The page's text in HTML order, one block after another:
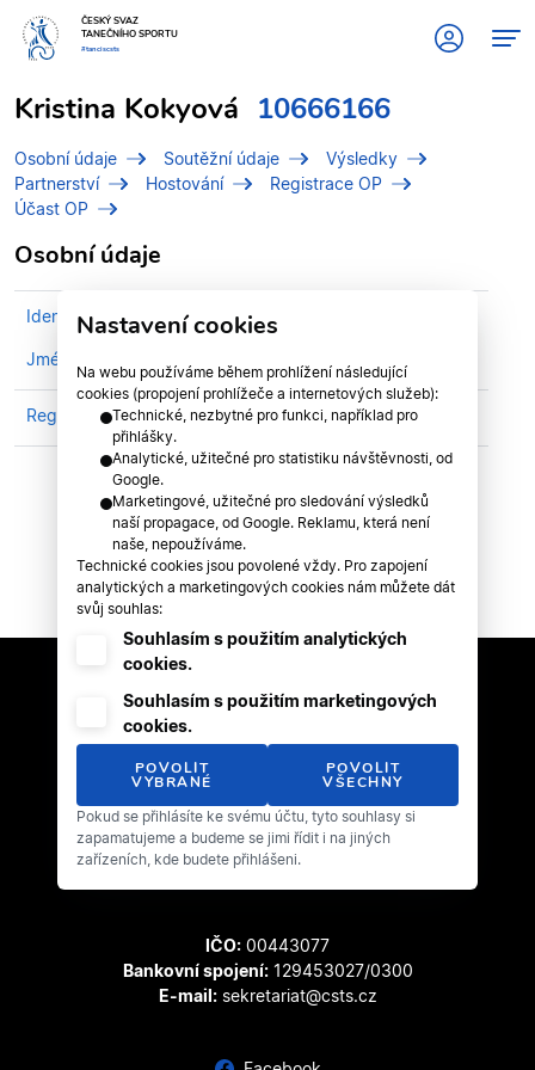
ČESKÝ SVAZ
TANEČNÍHO SPORTU
#tanciscsts
Kristina Kokyová 10666166
Osobní údaje Soutěžní údaje
Výsledky
Partnerství
Hostování
Registrace OP
Účast OP
Osobní údaje
Identifikační číslo (IDT)
Jméno
Registrován v klubu TK MORAVIA STARLET Brno
Český svaz tanečního sportu
Zátopkova 100/2
169 00 Praha 6 - Břevnov
IČO: 00443077
Bankovní spojení:129453027/0300
E-mail:sekretariat@csts.cz
Nastavení cookies
Na webu používáme během prohlížení následující
cookies (propojení prohlížeče a internetových služeb):
Technické, nezbytné pro funkci, například pro
přihlášky.
Analytické, užitečné pro statistiku návštěvnosti, od
Google.
Marketingové, užitečné pro sledování výsledků
naší propagace, od Google. Reklamu, která není
naše, nepoužíváme.
Technické cookies jsou povolené vždy. Pro zapojení
analytických a marketingových cookies nám můžete dát
svůj souhlas:
Souhlasím s použitím analytických
cookies.
Souhlasím s použitím marketingových
cookies.
POVOLIT
VYBRANÉ
POVOLIT
VŠECHNY
Pokud se přihlásíte ke svému účtu, tyto souhlasy si
zapamatujeme a budeme se jimi řídit i na jiných
zařízeních, kde budete přihlášeni.